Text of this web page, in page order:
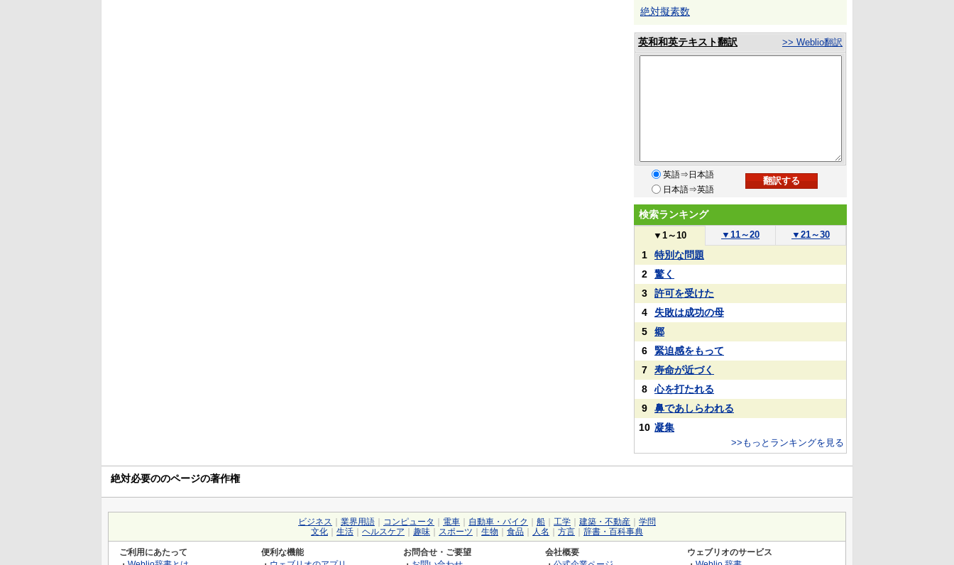
絶対擬素数
英和和英テキスト翻訳 >> Weblio翻訳
英語⇒日本語
日本語⇒英語
検索ランキング
▼ 1～10 ▼ 11～20 ▼ 21～30
1
特別な問題
2
驚く
3
許可を受けた
4
失敗は成功の母
5
郷
6
緊迫感をもって
7
寿命が近づく
8
心を打たれる
9
鼻であしらわれる
10 凝集
>>もっとランキングを見る
絶対必要ののページの著作権
ビジネス 業界用語 コンピュータ 電車 自動車・バイク 船 工学 建築・不動産
学問
文化
生活 ヘルスケア 趣味 スポーツ 生物 食品 人名 方言 辞書・百科事典
ご利用にあたって
便利な機能
お問合せ・ご要望
会社概要
ウェブリオのサービス